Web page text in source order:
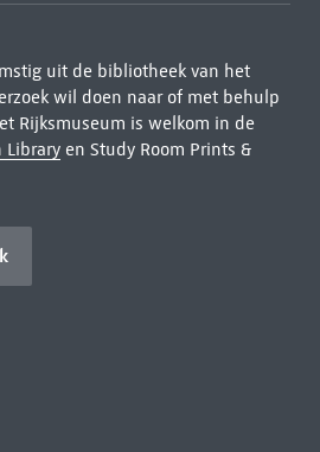
uit de bibliotheek van het
wil doen naar of met behulp
Rijksmuseum is welkom in de
Libraryen Study Room Prints &